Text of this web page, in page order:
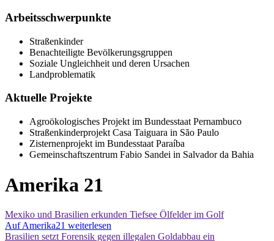
Arbeitsschwerpunkte
Straßenkinder
Benachteiligte Bevölkerungsgruppen
Soziale Ungleichheit und deren Ursachen
Landproblematik
Aktuelle Projekte
Agroökologisches Projekt im Bundesstaat Pernambuco
Straßenkinderprojekt Casa Taiguara in São Paulo
Zisternenprojekt im Bundesstaat Paraíba
Gemeinschaftszentrum Fabio Sandei in Salvador da Bahia
Amerika 21
Mexiko und Brasilien erkunden Tiefsee Ölfelder im Golf
Auf Amerika21 weiterlesen
Brasilien setzt Forensik gegen illegalen Goldabbau ein